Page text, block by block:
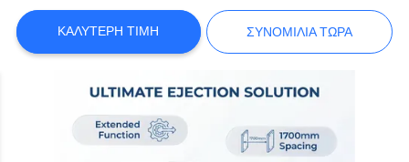
ΜΑΣ
ΕΙΔΉΣΕΙΣ
ΥΠΟΘΈΣΕΙΣ
ΚΑΛΎΤΕΡΗ ΤΙΜΉ ΣΥΝΟΜΙΛΊΑ ΤΏΡΑ